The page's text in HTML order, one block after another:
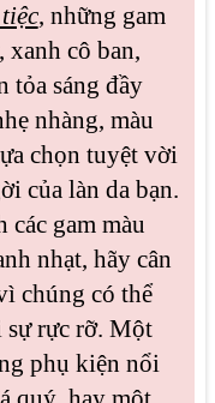
, những gam
xanh cô ban,
tỏa sáng đầy
nhàng, màu
chọn tuyệt vời
của làn da bạn.
các gam màu
nhạt, hãy cân
chúng có thể
sự rực rỡ. Một
phụ kiện nổi